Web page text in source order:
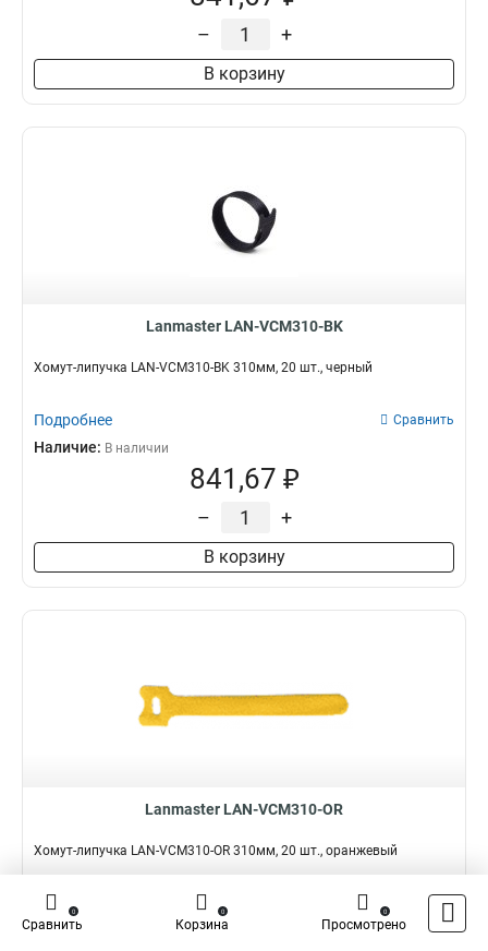
– +
В корзину
Lanmaster LAN-VCM310-BK
Хомут-липучка LAN-VCM310-BK 310мм, 20 шт., черный
Подробнее Сравнить
Наличие: В наличии
841,67 ₽
– +
В корзину
Lanmaster LAN-VCM310-OR
Хомут-липучка LAN-VCM310-OR 310мм, 20 шт., оранжевый
Подробнее Сравнить
Наличие:
Сравнить
0
Корзина
0
Просмотрено
0